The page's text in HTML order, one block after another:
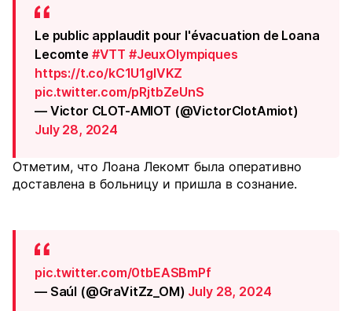
Le public applaudit pour l'évacuation de Loana
Lecomte #VTT #JeuxOlympiques
https://t.co/kC1U1gIVKZ
pic.twitter.com/pRjtbZeUnS
— Victor CLOT-AMIOT (@VictorClotAmiot)
July 28, 2024
Отметим, что Лоана Лекомт была оперативно
доставлена в больницу и пришла в сознание.
pic.twitter.com/0tbEASBmPf
— Saúl (@GraVitZz_OM) July 28, 2024